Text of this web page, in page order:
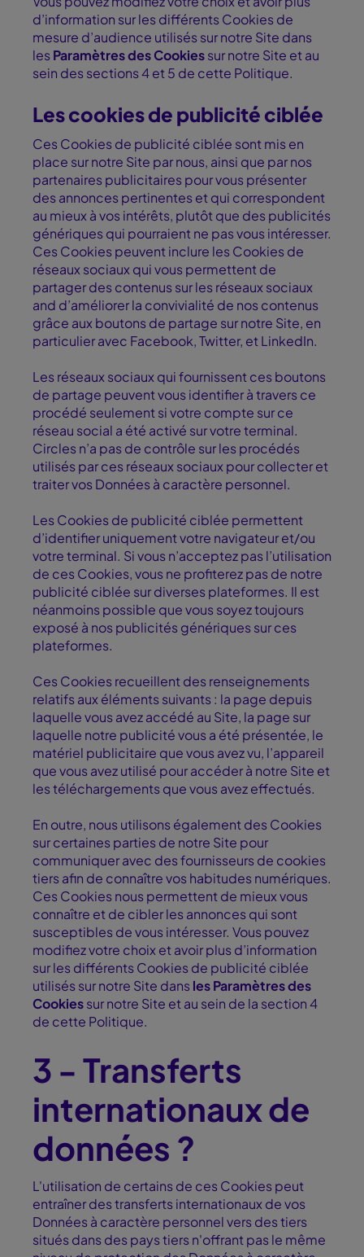
d’information sur les différents Cookies de
mesure d’audience utilisés sur notre Site dans
lesParamètres des Cookiessur notre Site et au
sein des sections 4 et 5 de cette Politique.
Les cookies de publicité ciblée
Ces Cookies de publicité ciblée sont mis en
place sur notre Site par nous, ainsi que par nos
partenaires publicitaires pour vous présenter
des annonces pertinentes et qui correspondent
au mieux à vos intérêts, plutôt que des publicités
génériques qui pourraient ne pas vous intéresser.
Ces Cookies peuvent inclure les Cookies de
réseaux sociaux qui vous permettent de
partager des contenus sur les réseaux sociaux
and d’améliorer la convivialité de nos contenus
grâce aux boutons de partage sur notre Site, en
particulier avec Facebook, Twitter, et LinkedIn.
Les réseaux sociaux qui fournissent ces boutons
de partage peuvent vous identifier à travers ce
procédé seulement si votre compte sur ce
réseau social a été activé sur votre terminal.
Circles n’a pas de contrôle sur les procédés
utilisés par ces réseaux sociaux pour collecter et
traiter vos Données à caractère personnel.
Les Cookies de publicité ciblée permettent
d’identifier uniquement votre navigateur et/ou
votre terminal. Si vous n’acceptez pas l’utilisation
de ces Cookies, vous ne profiterez pas de notre
publicité ciblée sur diverses plateformes. Il est
néanmoins possible que vous soyez toujours
exposé à nos publicités génériques sur ces
plateformes.
Ces Cookies recueillent des renseignements
relatifs aux éléments suivants : la page depuis
laquelle vous avez accédé au Site, la page sur
laquelle notre publicité vous a été présentée, le
matériel publicitaire que vous avez vu, l’appareil
que vous avez utilisé pour accéder à notre Site et
les téléchargements que vous avez effectués.
En outre, nous utilisons également des Cookies
sur certaines parties de notre Site pour
communiquer avec des fournisseurs de cookies
tiers afin de connaître vos habitudes numériques.
Ces Cookies nous permettent de mieux vous
connaître et de cibler les annonces qui sont
susceptibles de vous intéresser. Vous pouvez
modifiez votre choix et avoir plus d’information
sur les différents Cookies de publicité ciblée
utilisés sur notre Site dansles Paramètres des
Cookiessur notre Site et au sein de la section 4
de cette Politique.
3 - Transferts
internationaux de
données ?
L'utilisation de certains de ces Cookies peut
entraîner des transferts internationaux de vos
Données à caractère personnel vers des tiers
situés dans des pays tiers n'offrant pas le même